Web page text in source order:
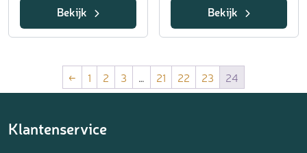
Bekijk Bekijk
← 1 2 3 … 21 22 23 24
Klantenservice